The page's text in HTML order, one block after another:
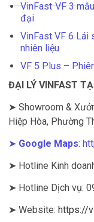
VinFast VF 3
đại
VinFast VF 6 Lái
nhiên liệu
VF 5 Plus –
ĐẠI LÝ VINFAST
➤ Showroom &
Hiệp Hòa, Phường
➤ Google Maps:
➤ Hotline Kinh
➤ Hotline Dịch vụ:
➤ Website: https://